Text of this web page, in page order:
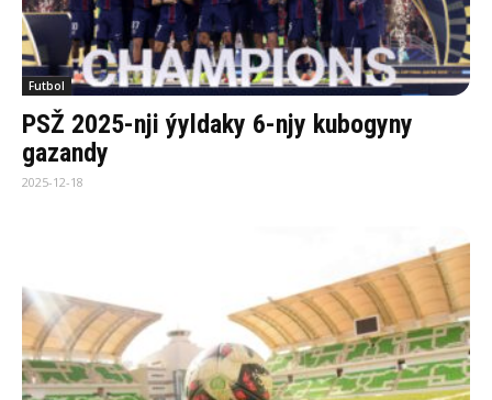
Futbol
PSŽ 2025-nji ýyldaky 6-njy kubogyny
gazandy
2025-12-18